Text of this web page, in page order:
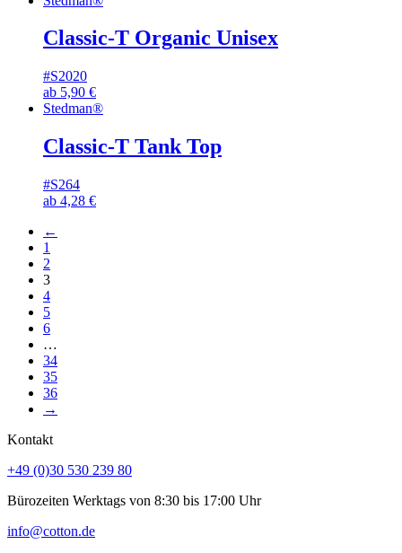
Classic-T Organic Unisex
#S2020
ab 5,90 €
Stedman®
Classic-T Tank Top
#S264
ab 4,28 €
←
1
2
3
4
5
6
…
34
35
36
→
Kontakt
+49 (0)30 530 239 80
Bürozeiten Werktags von 8:30 bis 17:00 Uhr
info@cotton.de